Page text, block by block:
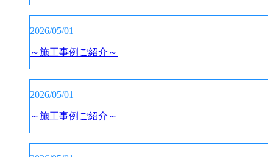
2026/05/01
～施工事例ご紹介～
2026/05/01
～施工事例ご紹介～